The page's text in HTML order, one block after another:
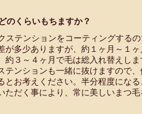
のくらいもちますか？
ステンションをコーティングする
多少ありますが、約１ヶ月～１ヶ
３～４ヶ月で毛は総入れ替えしま
ンションも一緒に抜けますので、
考えください。半分程度になる
だく事により、常に美しいまつ毛